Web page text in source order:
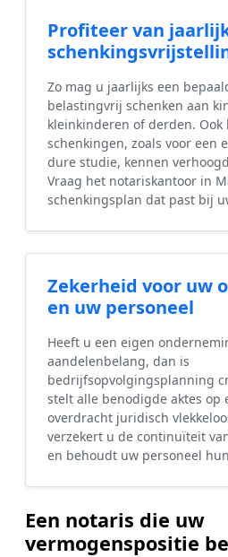
Profiteer van
Zo mag u jaarlijks een
belastingvrij schenken aan
kleinkinderen of derden. Ook
schenkingen, zoals voor een
dure studie, kennen
Vraag het notariskantoor in
schenkingsplan dat past bij
Zekerheid voor uw
en uw personeel
Heeft u een eigen
aandelenbelang, dan is
bedrijfsopvolgingsplanning
stelt alle benodigde aktes op
overdracht juridisch
verzekert u de continuïteit
en behoudt uw personeel
Een notaris die uw
vermogenspositie